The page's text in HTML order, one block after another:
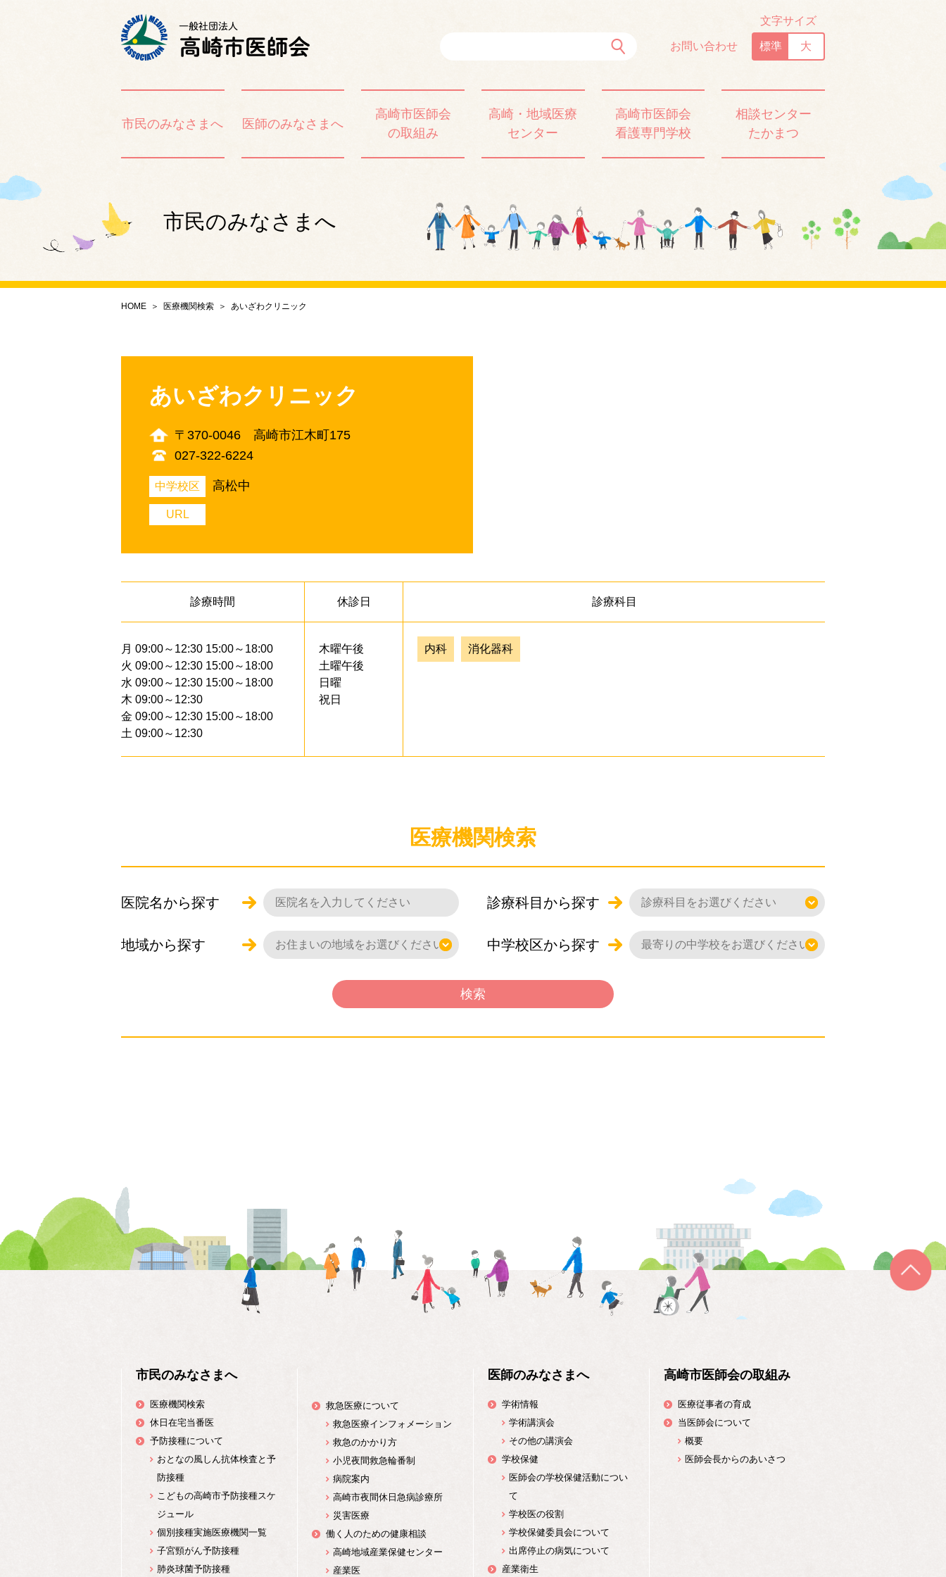
お問い合わせ
文字サイズ
標準 大
市民のみなさまへ 医師のみなさまへ
高崎市医師会
の取組み
高崎・地域医療
センター
高崎市医師会
看護専門学校
相談センター
たかまつ
市民のみなさまへ
HOME ＞ 医療機関検索 ＞ あいざわクリニック
あいざわクリニック
〒370-0046 高崎市江木町175
027-322-6224
中学校区 高松中
URL
診療時間 休診日 診療科目
月 09:00～12:30 15:00～18:00
火 09:00～12:30 15:00～18:00
水 09:00～12:30 15:00～18:00
木 09:00～12:30
金 09:00～12:30 15:00～18:00
土 09:00～12:30
木曜午後
土曜午後
日曜
祝日
内科 消化器科
医療機関検索
医院名から探す 診療科目から探す
地域から探す 中学校区から探す
市民のみなさまへ
医療機関検索
休日在宅当番医
予防接種について
おとなの風しん抗体検査と予
防接種
こどもの高崎市予防接種スケ
ジュール
個別接種実施医療機関一覧
子宮頸がん予防接種
肺炎球菌予防接種
救急医療について
救急医療インフォメーション
救急のかかり方
小児夜間救急輪番制
病院案内
高崎市夜間休日急病診療所
災害医療
働く人のための健康相談
高崎地域産業保健センター
産業医
医師のみなさまへ
学術情報
学術講演会
その他の講演会
学校保健
医師会の学校保健活動につい
て
学校医の役割
学校保健委員会について
出席停止の病気について
産業衛生
高崎市医師会の取組み
医療従事者の育成
当医師会について
概要
医師会長からのあいさつ